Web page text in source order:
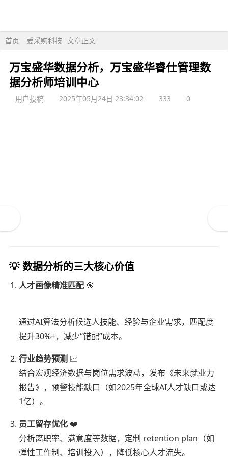
首页 爱采购科技 文章正文
万宝盛华数据分析，万宝盛华睿仕管理数
据分析师培训中心
用户投稿 2025年05月24日 23:34:02 333 0
💡 数据分析的三大核心价值
人才画像精准匹配 🎯
通过AI算法分析候选人技能、经验与企业需求，匹配度
提升30%+，减少“错配”成本。
行业趋势预测 📈
结合宏观经济数据与岗位需求波动，发布《未来就业力
报告》，预警技能缺口（如2025年全球AI人才缺口或达
1亿）。
员工留存优化 ❤️
分析离职率、满意度等数据，定制 retention plan（如
弹性工作制、培训投入），降低核心人才流失。